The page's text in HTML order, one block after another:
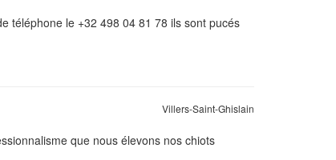
téléphone le +32 498 04 81 78 ils sont pucés
Villers-Saint-Ghislain
que nous élevons nos chiots